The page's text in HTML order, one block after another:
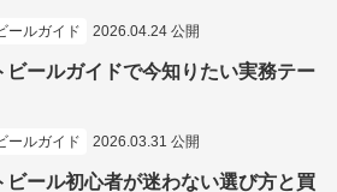
ールガイド 2026.04.24 公開
ビールガイドで今知りたい実務テー
ールガイド 2026.03.31 公開
ビール初心者が迷わない選び方と買